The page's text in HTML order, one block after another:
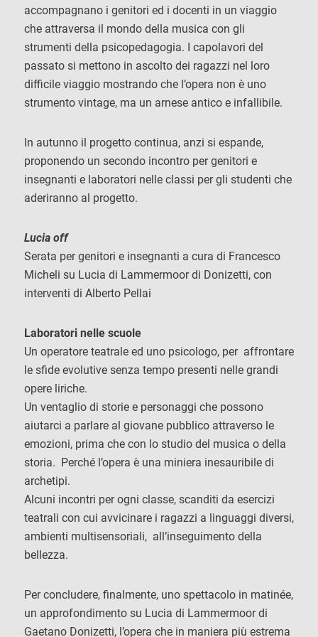
accompagnano i genitori ed i docenti in un viaggio
che attraversa il mondo della musica con gli
strumenti della psicopedagogia. I capolavori del
passato si mettono in ascolto dei ragazzi nel loro
difficile viaggio mostrando che l’opera non è uno
strumento vintage, ma un arnese antico e infallibile.
In autunno il progetto continua, anzi si espande,
proponendo un secondo incontro per genitori e
insegnanti e laboratori nelle classi per gli studenti che
aderiranno al progetto.
Lucia off
Serata per genitori e insegnanti a cura di Francesco
Micheli su Lucia di Lammermoor di Donizetti, con
interventi di Alberto Pellai
Laboratori nelle scuole
Un operatore teatrale ed uno psicologo, per affrontare
le sfide evolutive senza tempo presenti nelle grandi
opere liriche.
Un ventaglio di storie e personaggi che possono
aiutarci a parlare al giovane pubblico attraverso le
emozioni, prima che con lo studio del musica o della
storia. Perché l’opera è una miniera inesauribile di
archetipi.
Alcuni incontri per ogni classe, scanditi da esercizi
teatrali con cui avvicinare i ragazzi a linguaggi diversi,
ambienti multisensoriali, all’inseguimento della
bellezza.
Per concludere, finalmente, uno spettacolo in matinée,
un approfondimento su Lucia di Lammermoor di
Gaetano Donizetti, l’opera che in maniera più estrema